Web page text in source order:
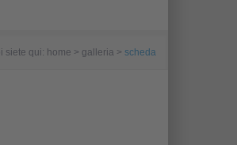
siete qui: home > galleria > scheda